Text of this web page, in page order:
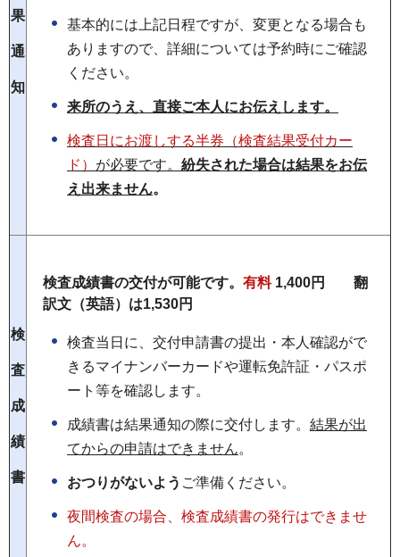
果
通
知
基本的には上記日程ですが、変更となる場合も
ありますので、詳細については予約時にご確認
ください。
来所のうえ、直接ご本人にお伝えします。
検査日にお渡しする半券（検査結果受付カー
ド） が必要です。 紛失された場合は結果をお伝
え出来ません。
検
査
成
績
書
検査成績書の交付が可能です。 有料 1,400円 翻
訳文（英語）は1,530円
検査当日に、交付申請書の提出・本人確認がで
きるマイナンバーカードや運転免許証・パスポ
ート等を確認します。
成績書は結果通知の際に交付します。 結果が出
てからの申請はできません。
おつりがないよう ご準備ください。
夜間検査の場合、検査成績書の発行はできませ
ん。